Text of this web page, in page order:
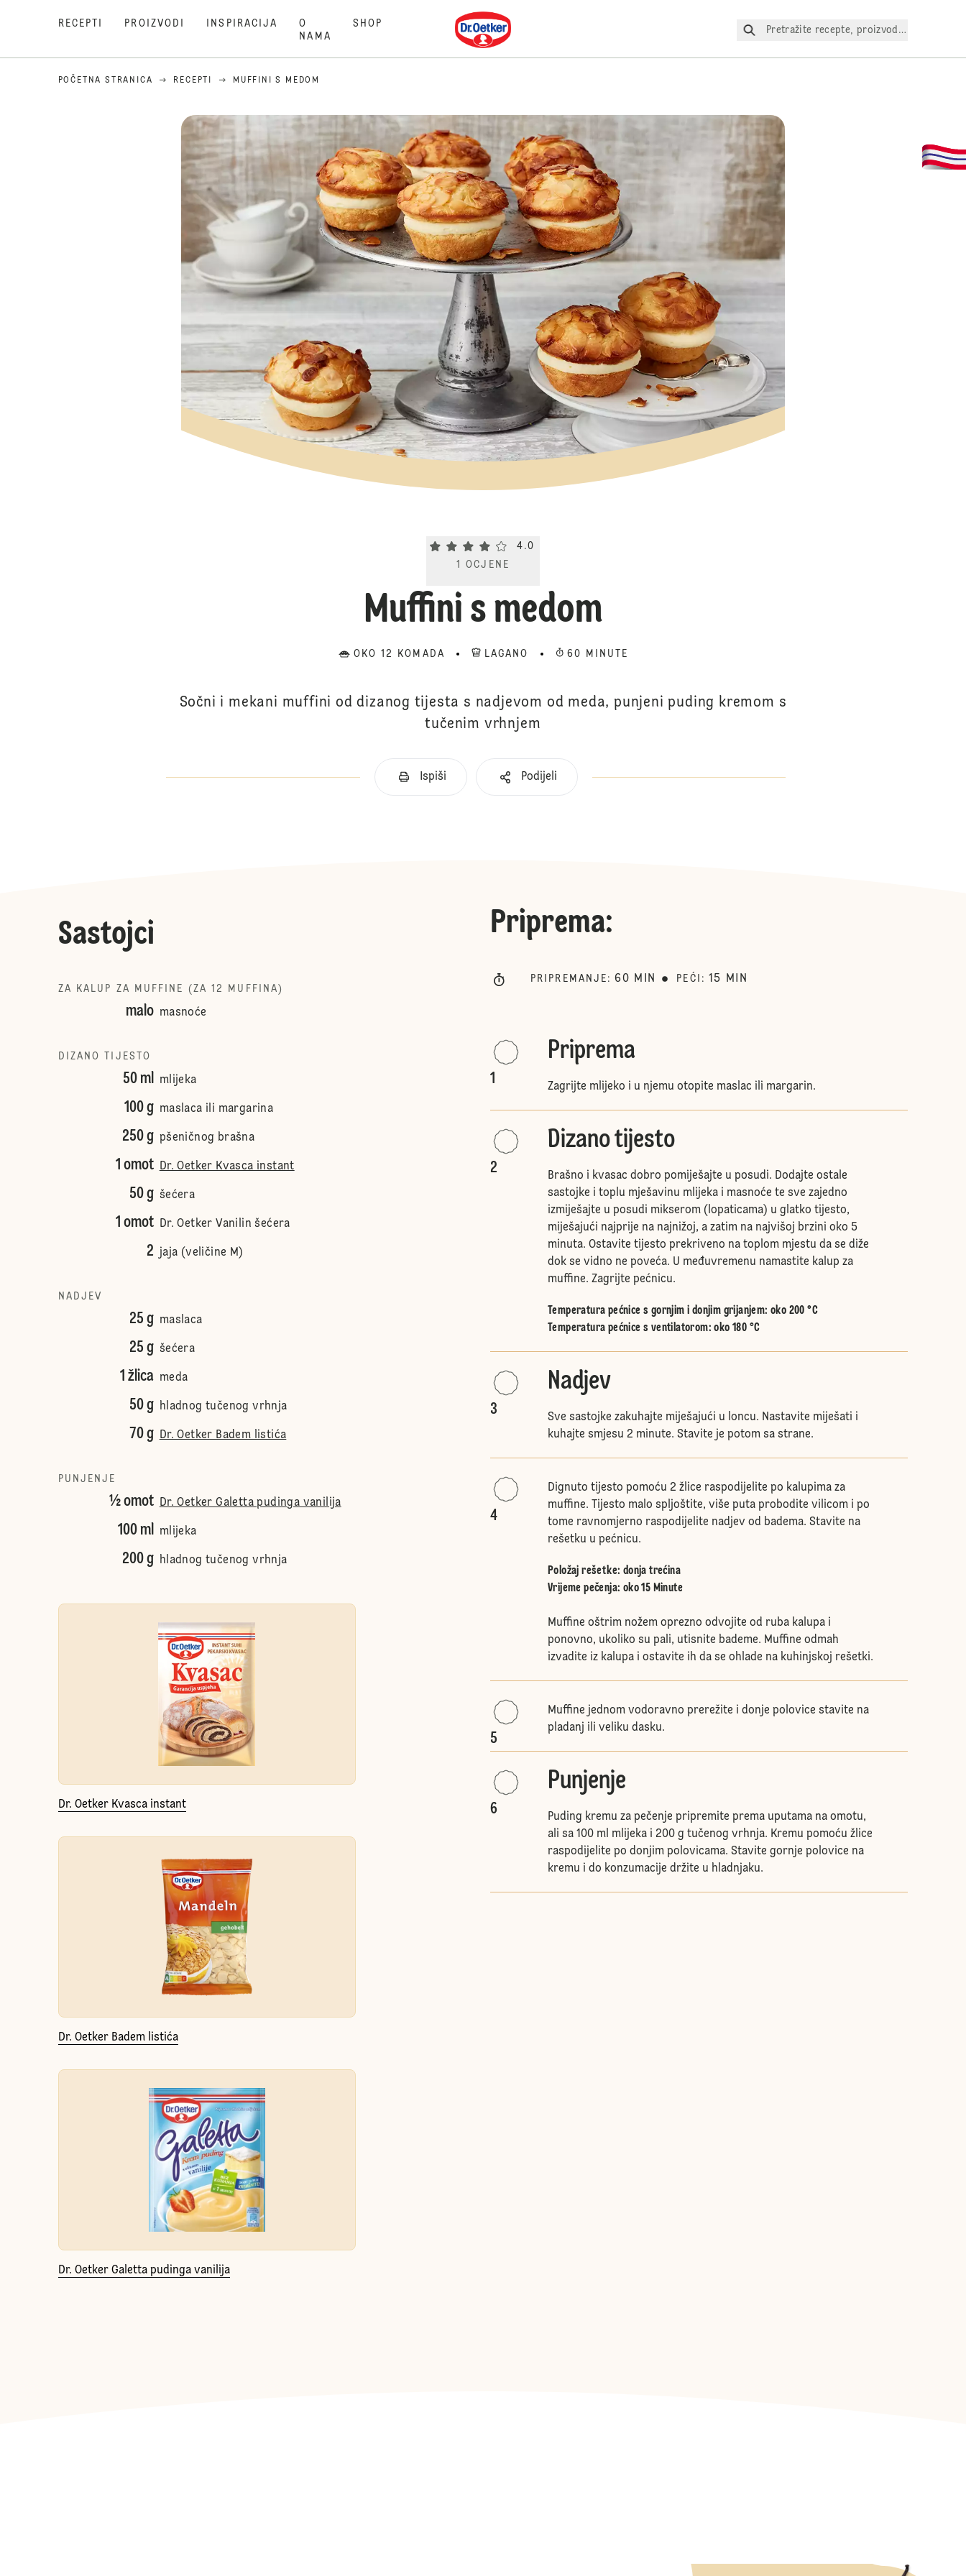
RECEPTI PROIZVODI INSPIRACIJA
O
NAMA
SHOP Dr. Oetker
Pretražite recepte, proizvode itd.
POČETNA STRANICA RECEPTI MUFFINI S MEDOM
Current rating 4.0. Click to rate.
4.0
1
OCJENE
Muffini s medom
OKO 12 KOMADA LAGANO 60 MINUTE
Sočni i mekani muffini od dizanog tijesta s nadjevom od meda, punjeni puding kremom s
tučenim vrhnjem
Ispiši Podijeli
Sastojci
ZA KALUP ZA MUFFINE (ZA 12 MUFFINA)
malo masnoće
DIZANO TIJESTO
50 ml mlijeka
100 g maslaca ili margarina
250 g pšeničnog brašna
1 omot Dr. Oetker Kvasca instant
50 g šećera
1 omot Dr. Oetker Vanilin šećera
2 jaja (veličine M)
NADJEV
25 g maslaca
25 g šećera
1 žlica meda
50 g hladnog tučenog vrhnja
70 g Dr. Oetker Badem listića
PUNJENJE
½ omot Dr. Oetker Galetta pudinga vanilija
100 ml mlijeka
200 g hladnog tučenog vrhnja
Dr. Oetker Kvasca instant
Dr. Oetker Badem listića
Dr. Oetker Galetta pudinga vanilija
Priprema:
PRIPREMANJE : 60 MIN PEĆI : 15 MIN
1
Priprema
Zagrijte mlijeko i u njemu otopite maslac ili margarin.
2
Dizano tijesto
Brašno i kvasac dobro pomiješajte u posudi. Dodajte ostale
sastojke i toplu mješavinu mlijeka i masnoće te sve zajedno
izmiješajte u posudi mikserom (lopaticama) u glatko tijesto,
miješajući najprije na najnižoj, a zatim na najvišoj brzini oko 5
minuta. Ostavite tijesto prekriveno na toplom mjestu da se diže
dok se vidno ne poveća. U međuvremenu namastite kalup za
muffine. Zagrijte pećnicu.
Temperatura pećnice s gornjim i donjim grijanjem: oko 200 °C
Temperatura pećnice s ventilatorom: oko 180 °C
3
Nadjev
Sve sastojke zakuhajte miješajući u loncu. Nastavite miješati i
kuhajte smjesu 2 minute. Stavite je potom sa strane.
4
Dignuto tijesto pomoću 2 žlice raspodijelite po kalupima za
muffine. Tijesto malo spljoštite, više puta probodite vilicom i po
tome ravnomjerno raspodijelite nadjev od badema. Stavite na
rešetku u pećnicu.
Položaj rešetke: donja trećina
Vrijeme pečenja: oko 15 Minute
Muffine oštrim nožem oprezno odvojite od ruba kalupa i
ponovno, ukoliko su pali, utisnite bademe. Muffine odmah
izvadite iz kalupa i ostavite ih da se ohlade na kuhinjskoj rešetki.
5
Muffine jednom vodoravno prerežite i donje polovice stavite na
pladanj ili veliku dasku.
6
Punjenje
Puding kremu za pečenje pripremite prema uputama na omotu,
ali sa 100 ml mlijeka i 200 g tučenog vrhnja. Kremu pomoću žlice
raspodijelite po donjim polovicama. Stavite gornje polovice na
kremu i do konzumacije držite u hladnjaku.